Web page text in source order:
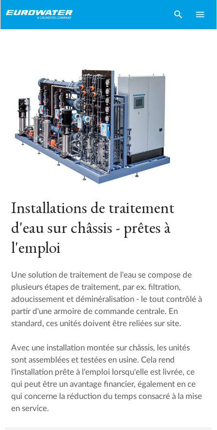
search menu
Installations de traitement
d'eau sur châssis - prêtes à
l'emploi
Une solution de traitement de l'eau se compose de
plusieurs étapes de traitement, par ex. filtration,
adoucissement et déminéralisation - le tout contrôlé à
partir d'une armoire de commande centrale. En
standard, ces unités doivent être reliées sur site.
Avec une installation montée sur châssis, les unités
sont assemblées et testées en usine. Cela rend
l'installation prête à l'emploi lorsqu'elle est livrée, ce
qui peut être un avantage financier, également en ce
qui concerne la réduction du temps consacré à la mise
en service.